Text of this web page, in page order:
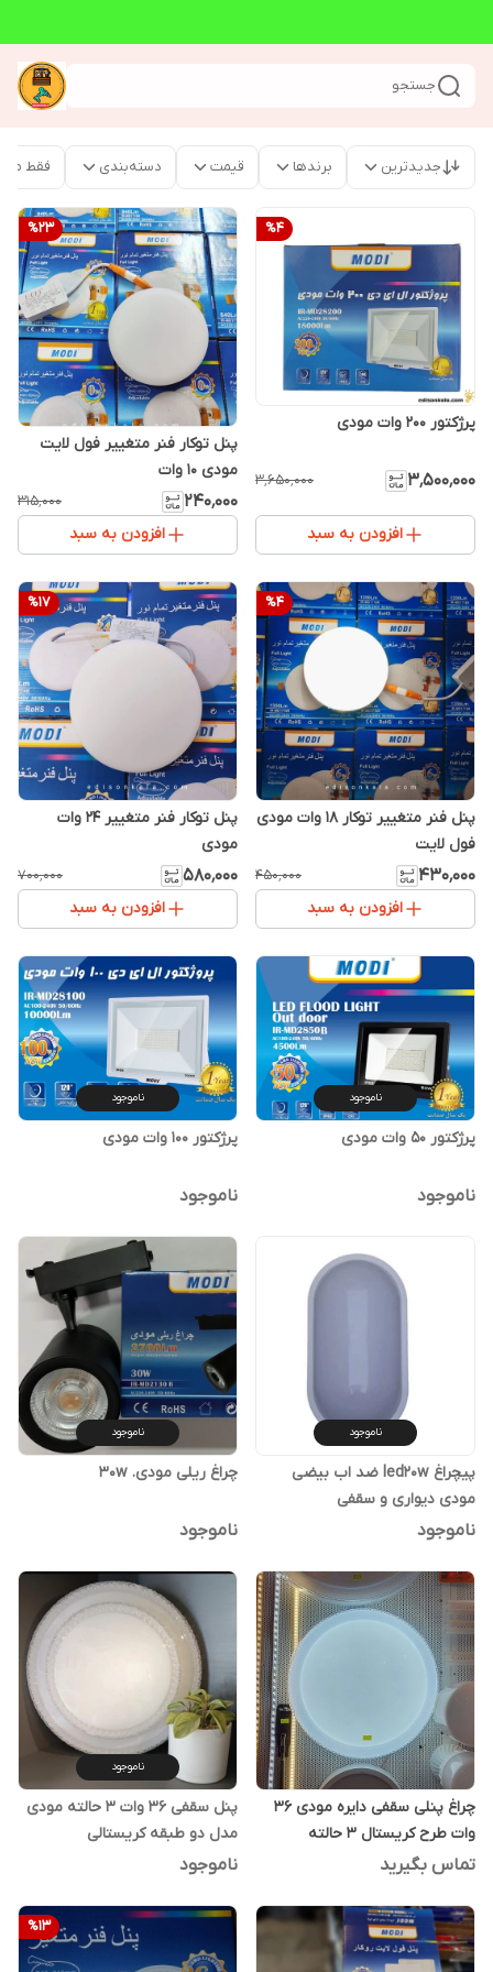
جستجو
جدیدترین برندها قیمت دسته‌بندی فقط
%4
پرژکتور 200 وات مودی
۳٬۵۰۰٬۰۰۰ ۳٬۶۵۰٬۰۰۰
افزودن به سبد
%23
پنل توکار فنر متغییر فول لایت
مودی 10 وات
۲۴۰٬۰۰۰ ۳۱۵٬۰۰۰
افزودن به سبد
%4
پنل فنر متغییر توکار 18 وات مودی
فول لایت
۴۳۰٬۰۰۰ ۴۵۰٬۰۰۰
افزودن به سبد
%17
پنل توکار فنر متغییر 24 وات
مودی
۵۸۰٬۰۰۰ ۷۰۰٬۰۰۰
افزودن به سبد
ناموجود
پرژکتور 50 وات مودی
ناموجود
ناموجود
پرژکتور 100 وات مودی
ناموجود
ناموجود
پیچراغ led20w ضد اب بیضی
مودی دیواری و سقفی
ناموجود
ناموجود
چراغ ریلی مودی. 30w
ناموجود
چراغ پنلی سقفی دایره مودی 36
وات طرح کریستال 3 حالته
تماس بگیرید
ناموجود
پنل سقفی 36 وات 3 حالته مودی
مدل دو طبقه کریستالی
ناموجود
%13